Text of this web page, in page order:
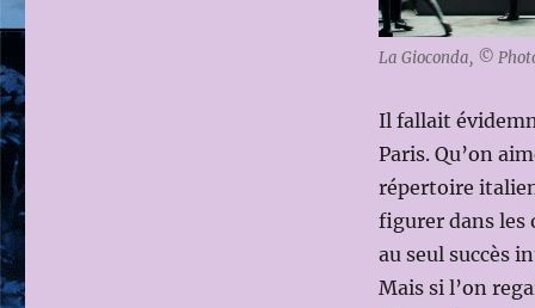
La Gioconda, ©
Il fallait
Paris. Qu’on
répertoire
figurer dans les
au seul succès
Mais si l’on
PONCHIELLI